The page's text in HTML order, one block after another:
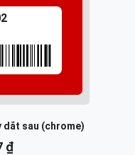
dắt sau (chrome)
₫